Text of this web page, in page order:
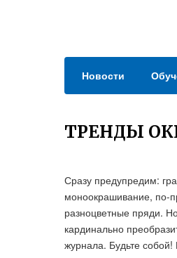
Новости
ТРЕНДЫ
Сразу предупредим:
моноокрашивание, по-
разноцветные пряди.
кардинально
журнала. Будьте собой!